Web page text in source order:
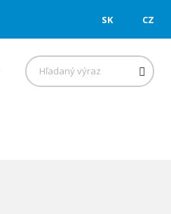
SK CZ
Hľadať